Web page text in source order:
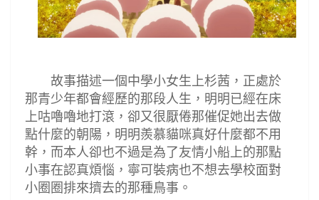
故事描述一個中學小女生上杉茜，正處於
那青少年都會經歷的那段人生，明明已經在床
上咕嚕嚕地打滾，卻又很厭倦那催促她出去做
點什麼的朝陽，明明羨慕貓咪真好什麼都不用
幹，而本人卻也不過是為了友情小船上的那點
小事在認真煩惱，寧可裝病也不想去學校面對
小圈圈排來擠去的那種鳥事。